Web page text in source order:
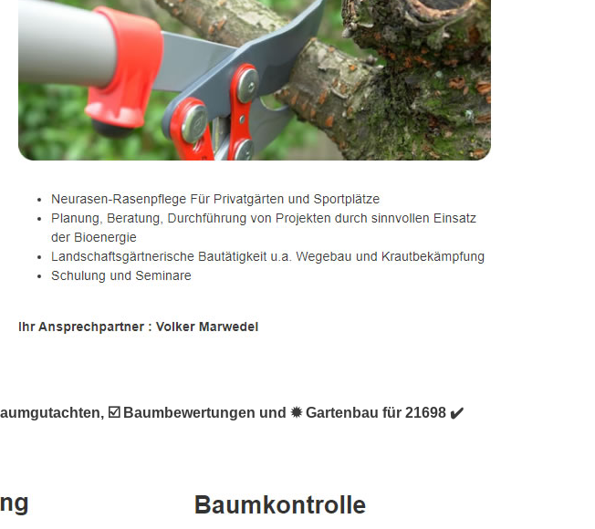
☑️ Baumbewertungen und ✹ Gartenbau für 21698 ✔️